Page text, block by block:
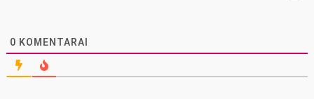
0 KOMENTARAI